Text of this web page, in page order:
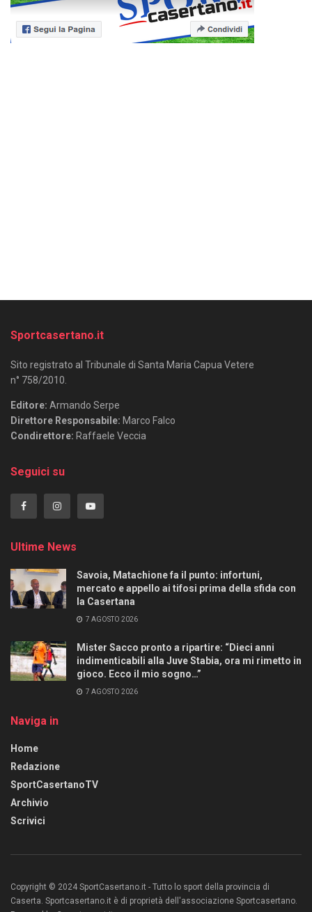
Sportcasertano.it
Sito registrato al Tribunale di Santa Maria Capua Vetere
n° 758/2010.
Editore: Armando Serpe
Direttore Responsabile: Marco Falco
Condirettore: Raffaele Veccia
Seguici su
Ultime News
Savoia, Matachione fa il punto: infortuni,
mercato e appello ai tifosi prima della sfida con
la Casertana
7 AGOSTO 2026
Mister Sacco pronto a ripartire: “Dieci anni
indimenticabili alla Juve Stabia, ora mi rimetto in
gioco. Ecco il mio sogno…”
7 AGOSTO 2026
Naviga in
Home
Redazione
SportCasertanoTV
Archivio
Scrivici
Copyright © 2024 SportCasertano.it - Tutto lo sport della provincia di
Caserta. Sportcasertano.it è di proprietà dell'associazione Sportcasertano.